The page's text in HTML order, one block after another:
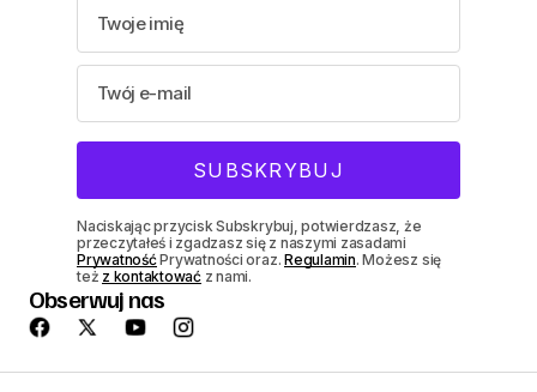
Naciskając przycisk Subskrybuj, potwierdzasz, że
przeczytałeś i zgadzasz się z naszymi zasadami
PrywatnośćPrywatności oraz.Regulamin. Możesz się
też z kontaktowaćz nami.
Obserwuj nas